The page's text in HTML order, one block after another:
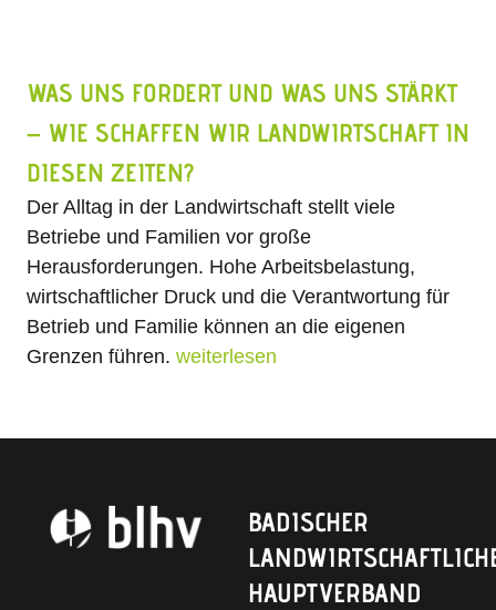
WAS UNS FORDERT UND WAS UNS STÄRKT
– WIE SCHAFFEN WIR LANDWIRTSCHAFT IN
DIESEN ZEITEN?
Der Alltag in der Landwirtschaft stellt viele
Betriebe und Familien vor große
Herausforderungen. Hohe Arbeitsbelastung,
wirtschaftlicher Druck und die Verantwortung für
Betrieb und Familie können an die eigenen
Grenzen führen. weiterlesen
BADISCHER
HAUPTVERBAND